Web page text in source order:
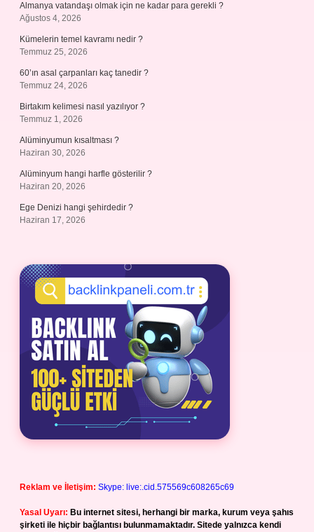
Almanya vatandaşı olmak için ne kadar para gerekli ?
Ağustos 4, 2026
Kümelerin temel kavramı nedir ?
Temmuz 25, 2026
60’ın asal çarpanları kaç tanedir ?
Temmuz 24, 2026
Birtakım kelimesi nasıl yazılıyor ?
Temmuz 1, 2026
Alüminyumun kısaltması ?
Haziran 30, 2026
Alüminyum hangi harfle gösterilir ?
Haziran 20, 2026
Ege Denizi hangi şehirdedir ?
Haziran 17, 2026
Reklam ve İletişim: Skype: live:.cid.575569c608265c69
Yasal Uyarı: Bu internet sitesi, herhangi bir marka, kurum veya şahıs
şirketi ile hiçbir bağlantısı bulunmamaktadır. Sitede yalnızca kendi